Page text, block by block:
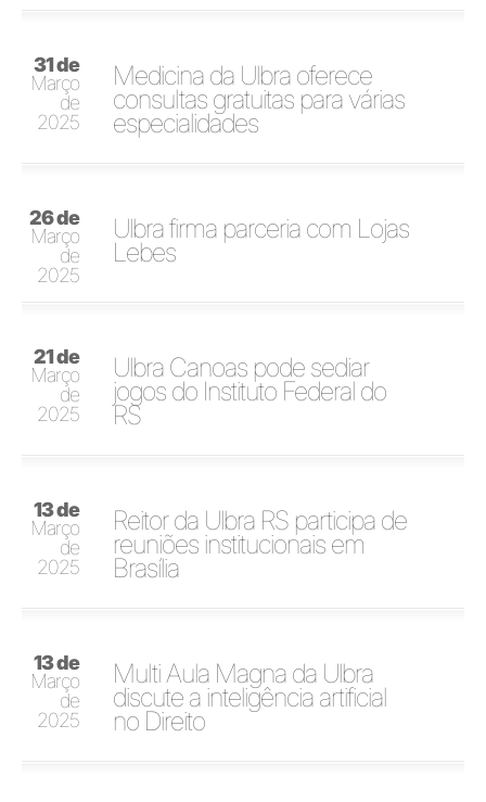
31 de
Março
de
2025
Medicina da Ulbra oferece
consultas gratuitas para várias
especialidades
26 de
Março
de
2025
Ulbra firma parceria com Lojas
Lebes
21 de
Março
de
2025
Ulbra Canoas pode sediar
jogos do Instituto Federal do
RS
13 de
Março
de
2025
Reitor da Ulbra RS participa de
reuniões institucionais em
Brasília
13 de
Março
de
2025
Multi Aula Magna da Ulbra
discute a inteligência artificial
no Direito